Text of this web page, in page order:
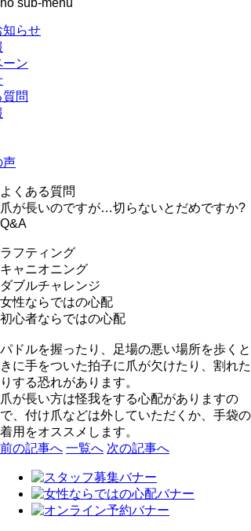
no sub-menu
知らせ
ーン
問
声
よくある質問
爪が長いのですが…切らないとだめですか?
Q&A
ラフティング
キャニオニング
ダブルチャレンジ
女性ならではの心配
初心者ならではの心配
パドルを握ったり、足場の悪い場所を歩くと
きに手をついた拍子に爪が欠けたり、割れた
りする恐れがあります。
爪が長い方は怪我をする心配がありますの
で、付け爪などは外していただくか、手袋の
着用をオススメします。
前の記事へ 一覧へ 次の記事へ